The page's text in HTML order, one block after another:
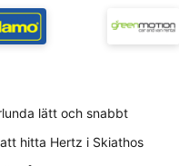
lätt och snabbt
hitta Hertz i Skiathos